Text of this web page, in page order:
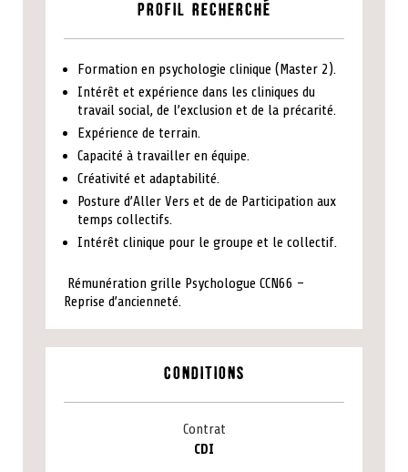
Profil recherché
Formation en psychologie clinique (Master 2).
Intérêt et expérience dans les cliniques du
travail social, de l’exclusion et de la précarité.
Expérience de terrain.
Capacité à travailler en équipe.
Créativité et adaptabilité.
Posture d’Aller Vers et de de Participation aux
temps collectifs.
Intérêt clinique pour le groupe et le collectif.
Rémunération grille Psychologue CCN66 –
Reprise d’ancienneté.
Conditions
Contrat
CDI